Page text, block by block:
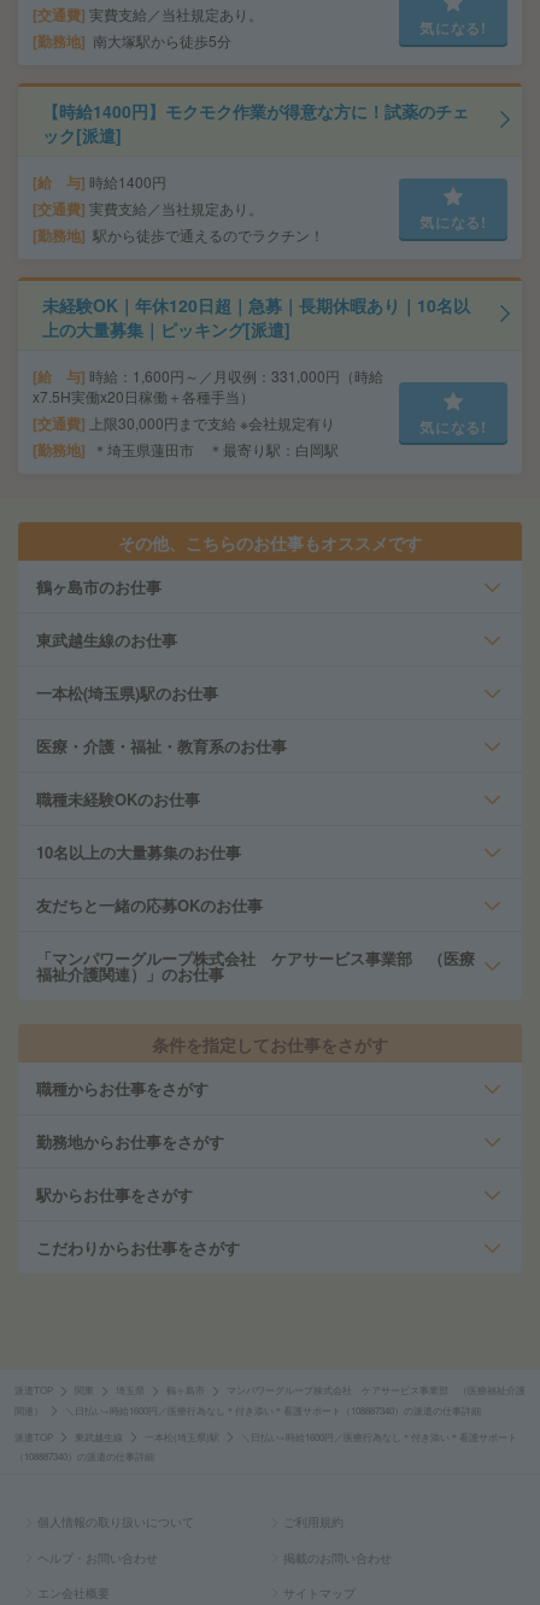
交通費 実費支給／当社規定あり。
勤務地 南大塚駅から徒歩5分
気になる!
【時給1400円】モクモク作業が得意な方に！試薬のチェ
ック[派遣]
給 与 時給1400円
交通費 実費支給／当社規定あり。
勤務地 駅から徒歩で通えるのでラクチン！
気になる!
未経験OK｜年休120日超｜急募｜長期休暇あり｜10名以
上の大量募集｜ピッキング[派遣]
給 与 時給：1,600円～／月収例：331,000円（時給
x7.5H実働x20日稼働＋各種手当）
交通費 上限30,000円まで支給 ※会社規定有り
勤務地 ＊埼玉県蓮田市 ＊最寄り駅：白岡駅
気になる!
その他、こちらのお仕事もオススメです
鶴ヶ島市のお仕事
東武越生線のお仕事
一本松(埼玉県)駅のお仕事
医療・介護・福祉・教育系のお仕事
職種未経験OKのお仕事
10名以上の大量募集のお仕事
友だちと一緒の応募OKのお仕事
「マンパワーグループ株式会社 ケアサービス事業部 （医療
福祉介護関連）」のお仕事
条件を指定してお仕事をさがす
職種からお仕事をさがす
勤務地からお仕事をさがす
駅からお仕事をさがす
こだわりからお仕事をさがす
派遣TOP 埼玉県 鶴ヶ島市
マンパワーグループ株式会社 ケアサービス事業部 （医療福祉介護
関連）
＼日払い×時給1600円／医療行為なし＊付き添い＊看護サポート（108887340）の派遣の仕事詳細
派遣TOP 東武越生線 一本松(埼玉県)駅
＼日払い×時給1600円／医療行為なし＊付き添い＊看護サポート
（108887340）の派遣の仕事詳細
個人情報の取り扱いについて ご利用規約
ヘルプ・お問い合わせ 掲載のお問い合わせ
エン会社概要 サイトマップ